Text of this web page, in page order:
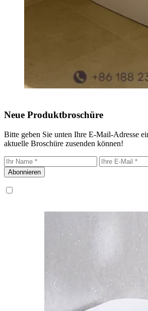
Neue Produktbroschüre
Bitte geben Sie unten Ihre E-Mail-Adresse
aktuelle Broschüre zusenden können!
Abonnieren